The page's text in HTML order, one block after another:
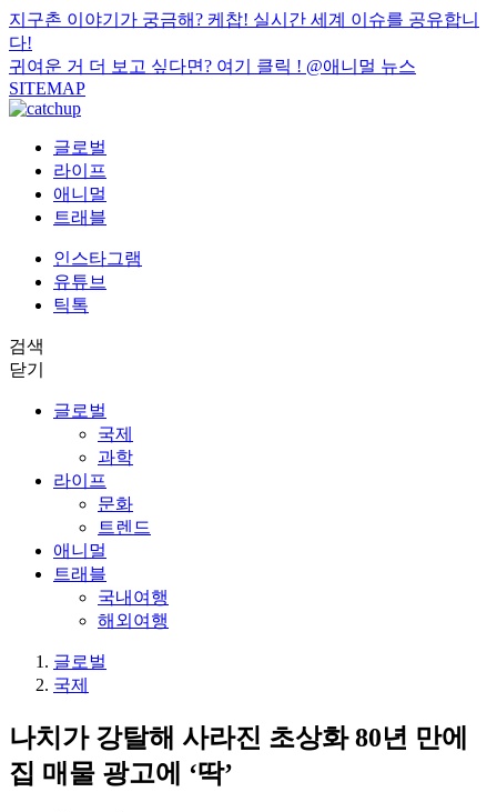
지구촌 이야기가 궁금해? 케찹! 실시간 세계 이슈를 공유합니
다!
귀여운 거 더 보고 싶다면? 여기 클릭 ! @애니멀 뉴스
SITEMAP
글로벌
라이프
애니멀
트래블
인스타그램
유튜브
틱톡
검색
닫기
글로벌
국제
과학
라이프
문화
트렌드
애니멀
트래블
국내여행
해외여행
글로벌
국제
나치가 강탈해 사라진 초상화 80년 만에
집 매물 광고에 ‘딱’